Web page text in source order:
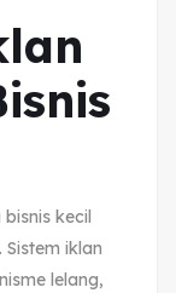
kecil
iklan
lelang,